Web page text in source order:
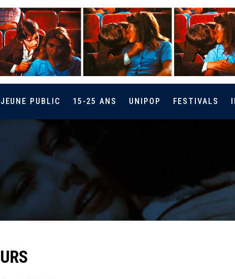
JEUNE PUBLIC 15-25 ANS UNIPOP FESTIVALS